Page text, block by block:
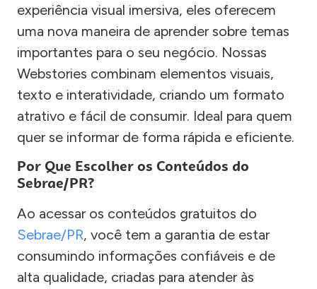
experiência visual imersiva, eles oferecem
uma nova maneira de aprender sobre temas
importantes para o seu negócio. Nossas
Webstories combinam elementos visuais,
texto e interatividade, criando um formato
atrativo e fácil de consumir. Ideal para quem
quer se informar de forma rápida e eficiente.
Por Que Escolher os Conteúdos do
Sebrae/PR?
Ao acessar os conteúdos gratuitos do
Sebrae/PR, você tem a garantia de estar
consumindo informações confiáveis e de
alta qualidade, criadas para atender às